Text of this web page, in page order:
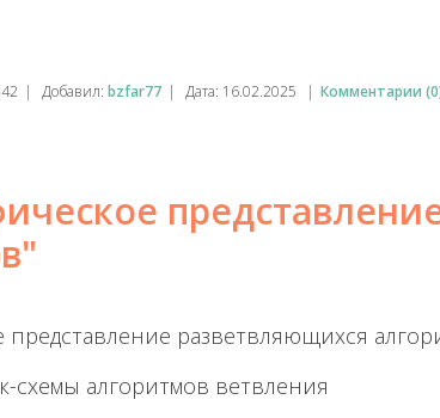
| Добавил: bzfar77 | Дата: 16.02.2025 | Комментарии
представление разветвляющихся
схемы алгоритмов ветвления